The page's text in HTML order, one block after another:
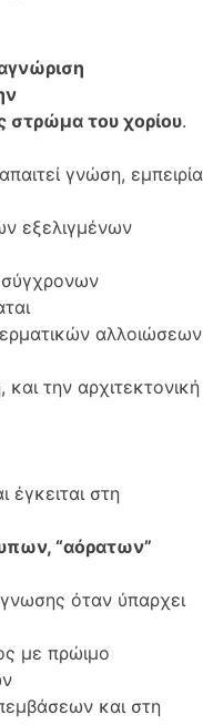
στρώμα του χορίου.
γνώση, εμπειρία
εξελιγμένων
σύγχρονων
αλλοιώσεων
την αρχιτεκτονική
έγκειται στη
“αόρατων”
όταν ύπαρχει
με πρώιμο
και στη